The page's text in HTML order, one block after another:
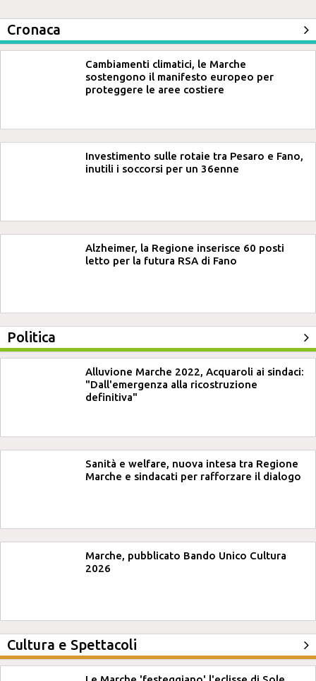
Cronaca
Cambiamenti climatici, le Marche
sostengono il manifesto europeo per
proteggere le aree costiere
Investimento sulle rotaie tra Pesaro e Fano,
inutili i soccorsi per un 36enne
Alzheimer, la Regione inserisce 60 posti
letto per la futura RSA di Fano
Politica
Alluvione Marche 2022, Acquaroli ai sindaci:
"Dall'emergenza alla ricostruzione
definitiva"
Sanità e welfare, nuova intesa tra Regione
Marche e sindacati per rafforzare il dialogo
Marche, pubblicato Bando Unico Cultura
2026
Cultura e Spettacoli